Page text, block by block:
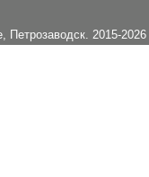
, Петрозаводск. 2015-2026